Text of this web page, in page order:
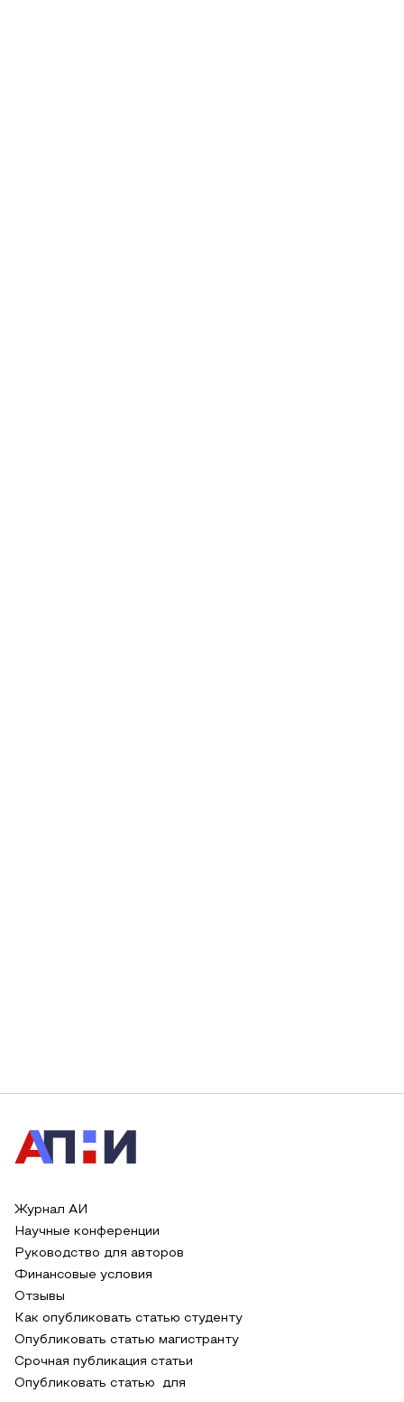
Журнал АИ
Научные конференции
Руководство для авторов
Финансовые условия
Отзывы
Как опубликовать статью студенту
Опубликовать статью магистранту
Срочная публикация статьи
Опубликовать статью для